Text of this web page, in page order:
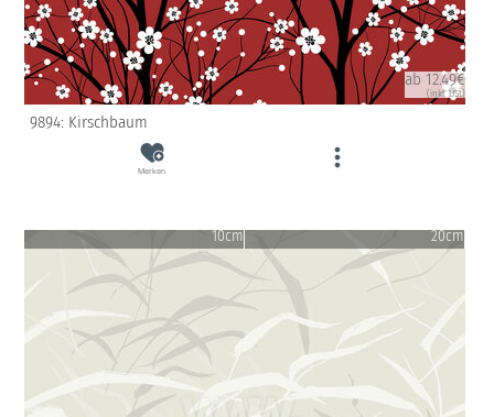
ab 12.49€
(inkl. USt)
9894: Kirschbaum
Merken
10cm 20cm